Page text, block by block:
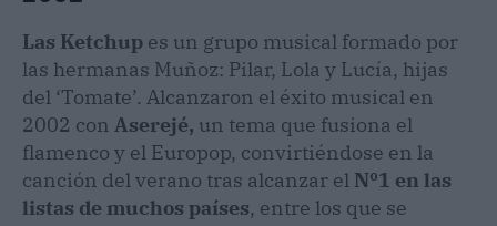
Las Ketchup es un grupo musical formado por
las hermanas Muñoz: Pilar, Lola y Lucía, hijas
del ‘Tomate’. Alcanzaron el éxito musical en
2002 con Aserejé, un tema que fusiona el
flamenco y el Europop, convirtiéndose en la
canción del verano tras alcanzar el Nº1 en las
listas de muchos países, entre los que se